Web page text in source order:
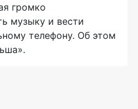
громко
музыку и вести
телефону. Об этом